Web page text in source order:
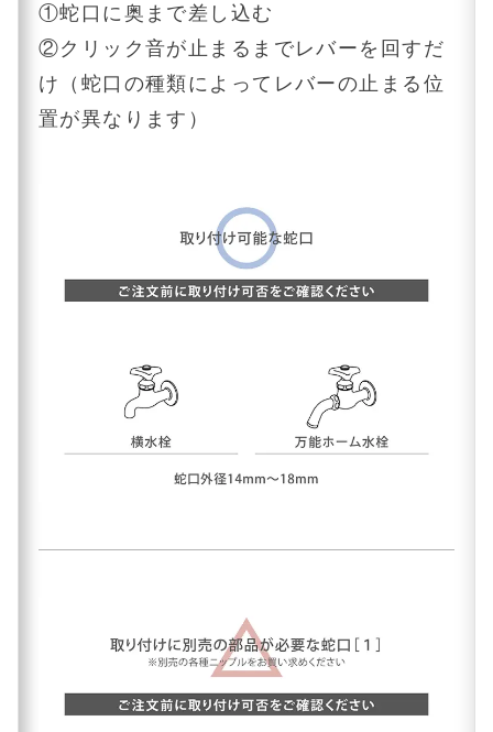
①蛇口に奥まで差し込む
②クリック音が止まるまでレバーを回すだ
け（蛇口の種類によってレバーの止まる位
置が異なります）